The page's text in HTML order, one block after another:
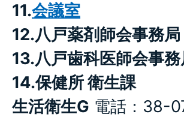
11.会議室
12.八戸薬剤師会事務局
13.八戸歯科医師会事務
14.保健所 衛生課
生活衛生G 電話：38-